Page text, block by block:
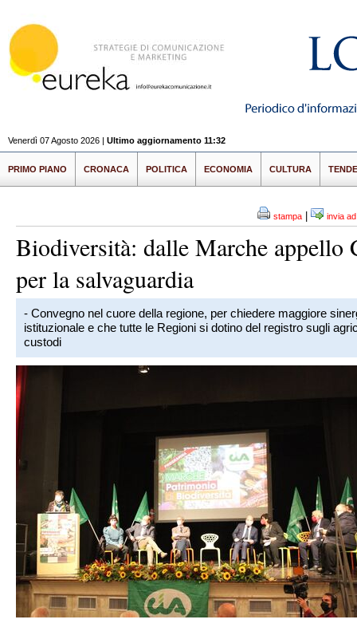
Venerdì 07 Agosto 2026 | Ultimo aggiornamento 11:32
PRIMO PIANO CRONACA POLITICA ECONOMIA CULTURA
stampa invia
Biodiversità: dalle Marche appello
per la salvaguardia
- Convegno nel cuore della regione, per chiedere maggiore
istituzionale e che tutte le Regioni si dotino del registro sugli
custodi